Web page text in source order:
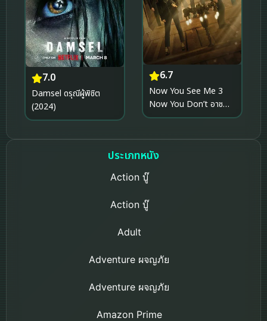
7.0
Damsel ดรุณีผู้พิชิต
(2024)
6.7
Now You See Me 3
Now You Don’t อาชญา
กลปล้นโลก 3 (2025)
ประเภทหนัง
Action บู๊
Action บู๊
Adult
Adventure ผจญภัย
Adventure ผจญภัย
Amazon Prime